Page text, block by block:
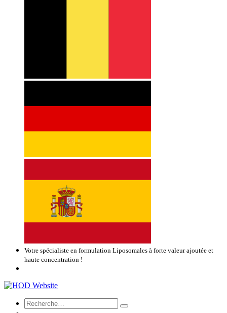
Votre spécialiste en formulation Liposomales à forte valeur ajoutée et
haute concentration !